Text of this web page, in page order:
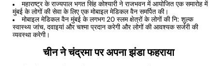
महाराष्ट्र के राज्यपाल भगत सिंह कोश्यारी ने राजभवन में आयोजित एक समारोह में
मुंबई के लोगों की सेवा के लिए एक मोबाइल मेडिकल वैन समर्पित की।
मोबाइल मेडिकल वैन मुंबई के लगभग 20 स्लम क्षेत्रों के लोगों की नि: शुल्क
स्वास्थ्य जांच, दवाइयां और चश्मा प्रदान करेगी और लोगों की आवश्यक सर्जरी की
व्यवस्था करेगी।
चीन ने चंद्रमा पर अपना झंडा फहराया